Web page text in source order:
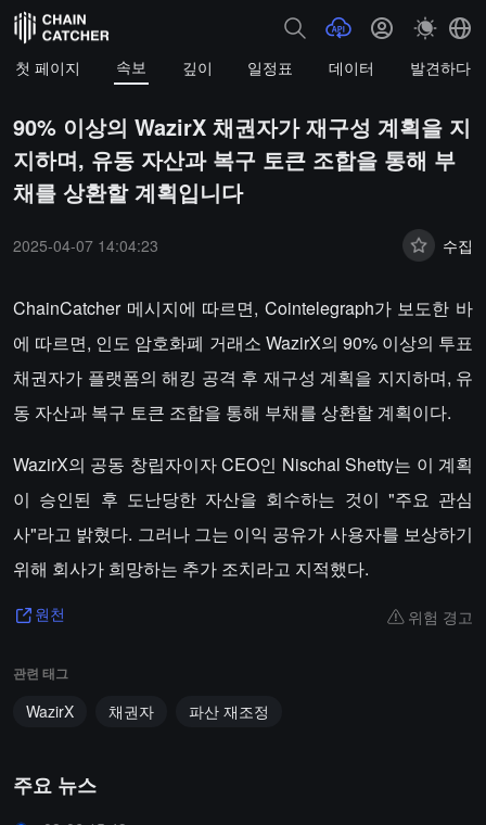
첫 페이지 속보 깊이 일정표 데이터 발견하다
90% 이상의 WazirX 채권자가 재구성 계획을 지
지하며, 유동 자산과 복구 토큰 조합을 통해 부
채를 상환할 계획입니다
2025-04-07 14:04:23 수집
ChainCatcher 메시지에 따르면, Cointelegraph가 보도한 바
에 따르면, 인도 암호화폐 거래소 WazirX의 90% 이상의 투표
채권자가 플랫폼의 해킹 공격 후 재구성 계획을 지지하며, 유
동 자산과 복구 토큰 조합을 통해 부채를 상환할 계획이다.
WazirX의 공동 창립자이자 CEO인 Nischal Shetty는 이 계획
이 승인된 후 도난당한 자산을 회수하는 것이 "주요 관심
사"라고 밝혔다. 그러나 그는 이익 공유가 사용자를 보상하기
위해 회사가 희망하는 추가 조치라고 지적했다.
원천 위험 경고
관련 태그
WazirX 채권자 파산 재조정
주요 뉴스